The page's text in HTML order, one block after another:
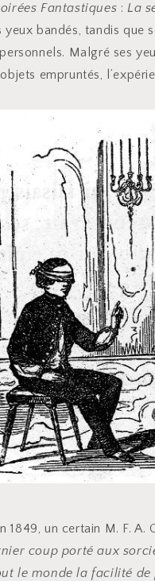
Fantastiques :La
yeux bandés, tandis que
Malgré ses
empruntés,
1849, un certain M. F.
coup porté aux
le monde la facilité de